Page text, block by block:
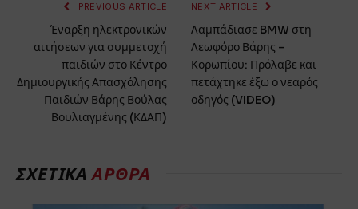
PREVIOUS ARTICLE
Έναρξη ηλεκτρονικών
αιτήσεων για συμμετοχή
παιδιών στο Κέντρο
Δημιουργικής Απασχόλησης
Παιδιών Βάρης Βούλας
Βουλιαγμένης (ΚΔΑΠ)
NEXT ARTICLE
Λαμπάδιασε BMW στη
Λεωφόρο Βάρης –
Κορωπίου: Πρόλαβε και
πετάχτηκε έξω ο νεαρός
οδηγός (VIDEO)
ΣΧΕΤΙΚΆΆΡΘΡΑ